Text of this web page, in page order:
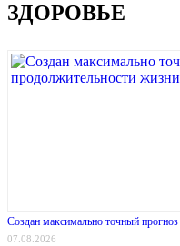
ЗДОРОВЬЕ
Создан максимально точный
07.08.2026